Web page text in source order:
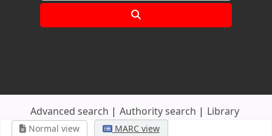
Advanced search Authority search Library
Normal view
MARC view